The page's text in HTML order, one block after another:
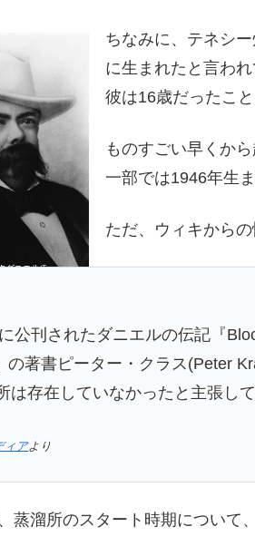
ちなみに、テネシ
に生まれたと言わ
彼は16歳だったこ
ものすごい早くか
一部では1946年生
ただ、ウィキから
公刊されたダニエルの伝記『
の著書ピーター・クラス(Peter
は存在していなかったと主張し
ィアより
蒸溜所のスタート時期について